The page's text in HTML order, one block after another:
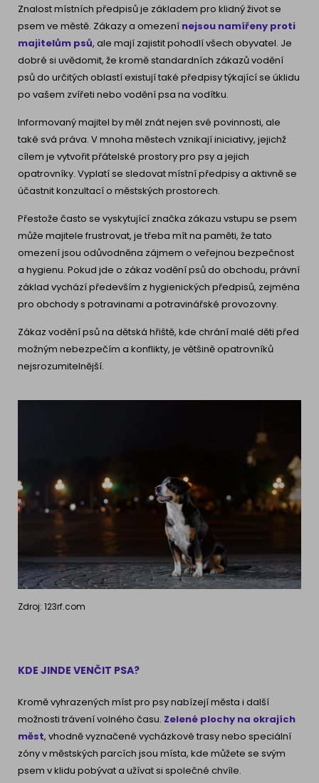
Znalost místních předpisů je základem pro klidný život se
psem ve městě. Zákazy a omezení nejsou namířeny proti
majitelům psů, ale mají zajistit pohodlí všech obyvatel. Je
dobré si uvědomit, že kromě standardních zákazů vodění
psů do určitých oblastí existují také předpisy týkající se úklidu
po vašem zvířeti nebo vodění psa na vodítku.
Informovaný majitel by měl znát nejen své povinnosti, ale
také svá práva. V mnoha městech vznikají iniciativy, jejichž
cílem je vytvořit přátelské prostory pro psy a jejich
opatrovníky. Vyplatí se sledovat místní předpisy a aktivně se
účastnit konzultací o městských prostorech.
Přestože často se vyskytující značka zákazu vstupu se psem
může majitele frustrovat, je třeba mít na paměti, že tato
omezení jsou odůvodněna zájmem o veřejnou bezpečnost
a hygienu. Pokud jde o zákaz vodění psů do obchodu, právní
základ vychází především z hygienických předpisů, zejména
pro obchody s potravinami a potravinářské provozovny.
Zákaz vodění psů na dětská hřiště, kde chrání malé děti před
možným nebezpečím a konflikty, je většině opatrovníků
nejsrozumitelnější.
Zdroj: 123rf.com
KDE JINDE VENČIT PSA?
Kromě vyhrazených míst pro psy nabízejí města i další
možnosti trávení volného času. Zelené plochy na okrajích
měst, vhodně vyznačené vycházkové trasy nebo speciální
zóny v městských parcích jsou místa, kde můžete se svým
psem v klidu pobývat a užívat si společné chvíle.